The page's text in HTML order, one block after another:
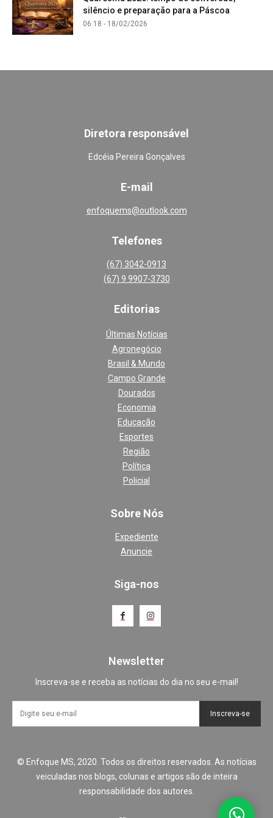
silêncio e preparação para a Páscoa
06:18 - 18/02/2026
Diretora responsável
Edcéia Pereira Gonçalves
E-mail
enfoquems@outlook.com
Telefones
(67) 3042-0913
(67) 9 9907-3730
Editorias
Últimas Notícias
Agronegócio
Brasil & Mundo
Campo Grande
Dourados
Economia
Educação
Esportes
Região
Política
Policial
Sobre Nós
Expediente
Anuncie
Siga-nos
Newsletter
Inscreva-se e receba as notícias do dia no seu e-mail!
Inscreva-se
© Enfoque MS, 2020. Todos os direitos reservados. As notícias
veiculadas nos blogs, colunas e artigos são de inteira
responsabilidade dos autores.